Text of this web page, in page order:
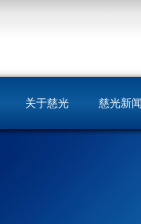
关于慈光 慈光新